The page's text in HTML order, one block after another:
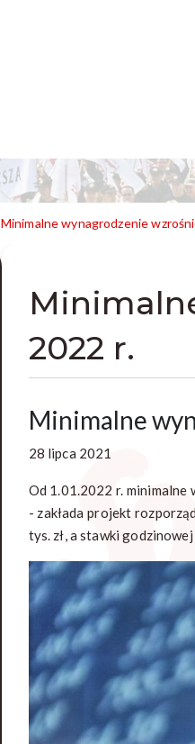
Minimalne wynagrodzenie
2022 r.
Minimalne
28 lipca 2021
Od 1.01.2022 r. minimalne
- zakłada projekt
tys. zł, a stawki